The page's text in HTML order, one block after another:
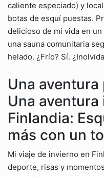
caliente especiado) y
botas de esquí puestas.
delicioso de mi vida en
una sauna comunitaria
helado. ¿Frío? Sí.
Una
Una aventura
Finlandia:
más con un
Mi viaje de invierno en
deporte, risas y